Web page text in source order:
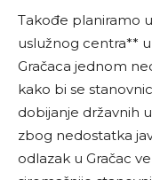
Takođe planiramo
uslužnog centra**
Gračaca jednom
kako bi se
dobijanje državnih
zbog nedostatka
odlazak u Gračac